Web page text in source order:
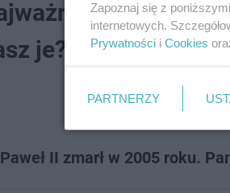
je?
II zmarł w 2005 roku.
Zapoznaj się z
internetowych.
Prywatności i Cookies
PARTNERZY